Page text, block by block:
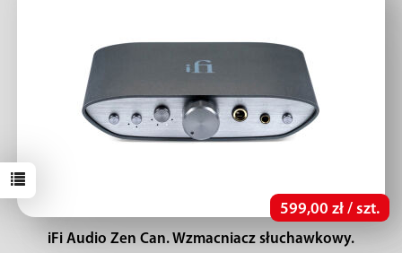
599,00 zł / szt.
iFi Audio Zen Can. Wzmacniacz słuchawkowy.